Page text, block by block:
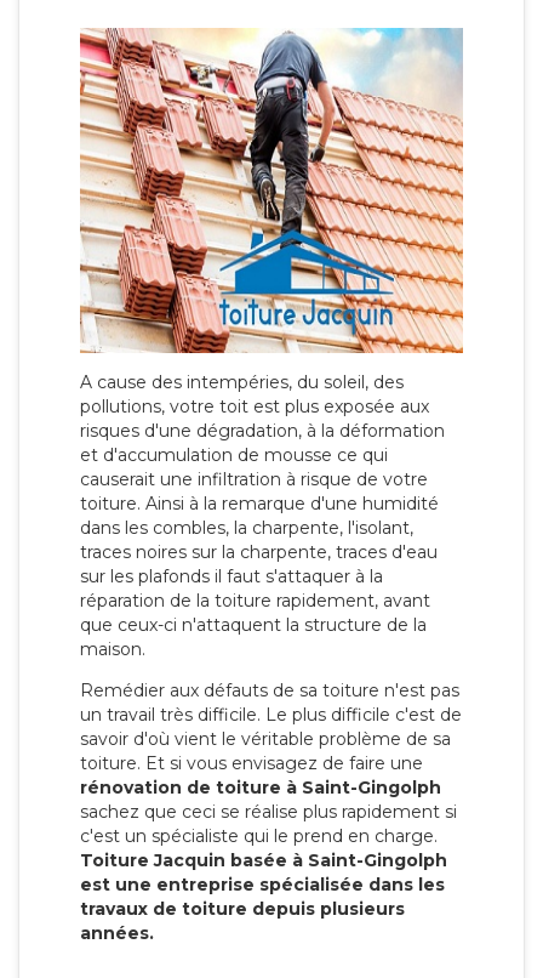
A cause des intempéries, du soleil, des
pollutions, votre toit est plus exposée aux
risques d'une dégradation, à la déformation
et d'accumulation de mousse ce qui
causerait une infiltration à risque de votre
toiture. Ainsi à la remarque d'une humidité
dans les combles, la charpente, l'isolant,
traces noires sur la charpente, traces d'eau
sur les plafonds il faut s'attaquer à la
réparation de la toiture rapidement, avant
que ceux-ci n'attaquent la structure de la
maison.
Remédier aux défauts de sa toiture n'est pas
un travail très difficile. Le plus difficile c'est de
savoir d'où vient le véritable problème de sa
toiture. Et si vous envisagez de faire une
rénovation de toiture à Saint-Gingolph
sachez que ceci se réalise plus rapidement si
c'est un spécialiste qui le prend en charge.
Toiture Jacquin basée à Saint-Gingolph
est une entreprise spécialisée dans les
travaux de toiture depuis plusieurs
années.